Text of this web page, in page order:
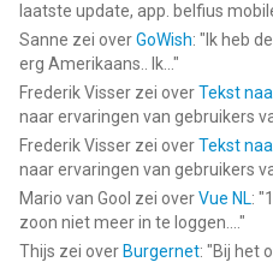
laatste update, app. belfius
Sanne zei overGoWish: " Ik heb
erg Amerikaans.. Ik... "
Frederik Visser zei overTekst
naar ervaringen van gebruikers
Frederik Visser zei overTekst
naar ervaringen van gebruikers
Mario van Gool zei overVue NL: "
zoon niet meer in te loggen.... "
Thijs zei over Burgernet: "Bij het